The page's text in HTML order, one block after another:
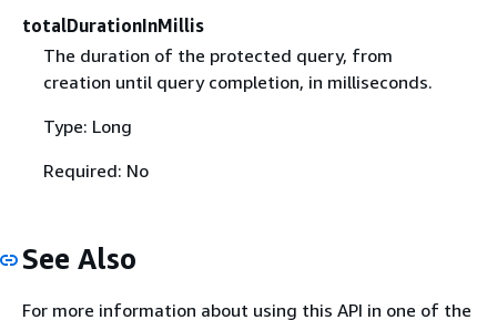
totalDurationInMillis
The duration of the protected query, from
creation until query completion, in milliseconds.
Type: Long
Required: No
See Also
For more information about using this API in one of the